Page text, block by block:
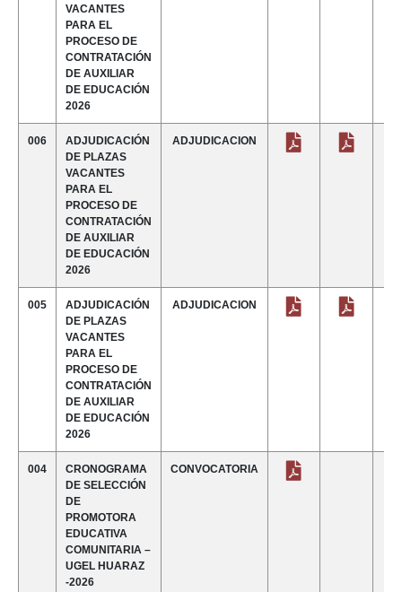
VACANTES
PARA EL
PROCESO DE
CONTRATACIÓN
DE AUXILIAR
DE EDUCACIÓN
2026
006
ADJUDICACIÓN
DE PLAZAS
VACANTES
PARA EL
PROCESO DE
CONTRATACIÓN
DE AUXILIAR
DE EDUCACIÓN
2026
ADJUDICACION
005
ADJUDICACIÓN
DE PLAZAS
VACANTES
PARA EL
PROCESO DE
CONTRATACIÓN
DE AUXILIAR
DE EDUCACIÓN
2026
ADJUDICACION
004
CRONOGRAMA
DE SELECCIÓN
DE
PROMOTORA
EDUCATIVA
COMUNITARIA –
UGEL HUARAZ
-2026
CONVOCATORIA